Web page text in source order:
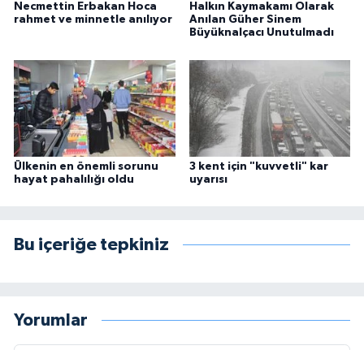
Necmettin Erbakan Hoca
rahmet ve minnetle anılıyor
Halkın Kaymakamı Olarak
Anılan Güher Sinem
Büyüknalçacı Unutulmadı
Ülkenin en önemli sorunu
hayat pahalılığı oldu
3 kent için "kuvvetli" kar
uyarısı
Bu içeriğe tepkiniz
Yorumlar